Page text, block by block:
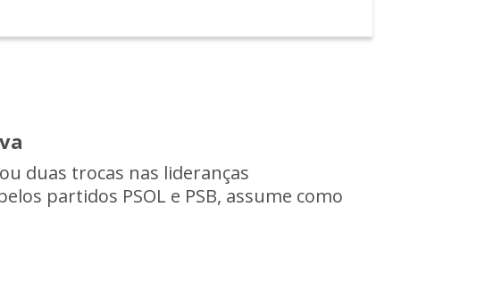
duas trocas nas lideranças
partidos PSOL e PSB, assume como